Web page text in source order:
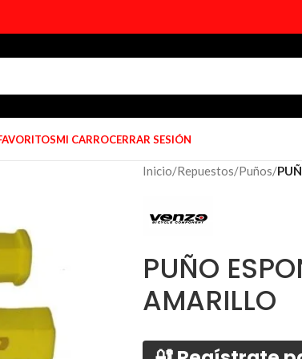
MI CARROCERRAR SESIÓN
Inicio/Repuestos/Puños/
PUÑO
AMARILLO